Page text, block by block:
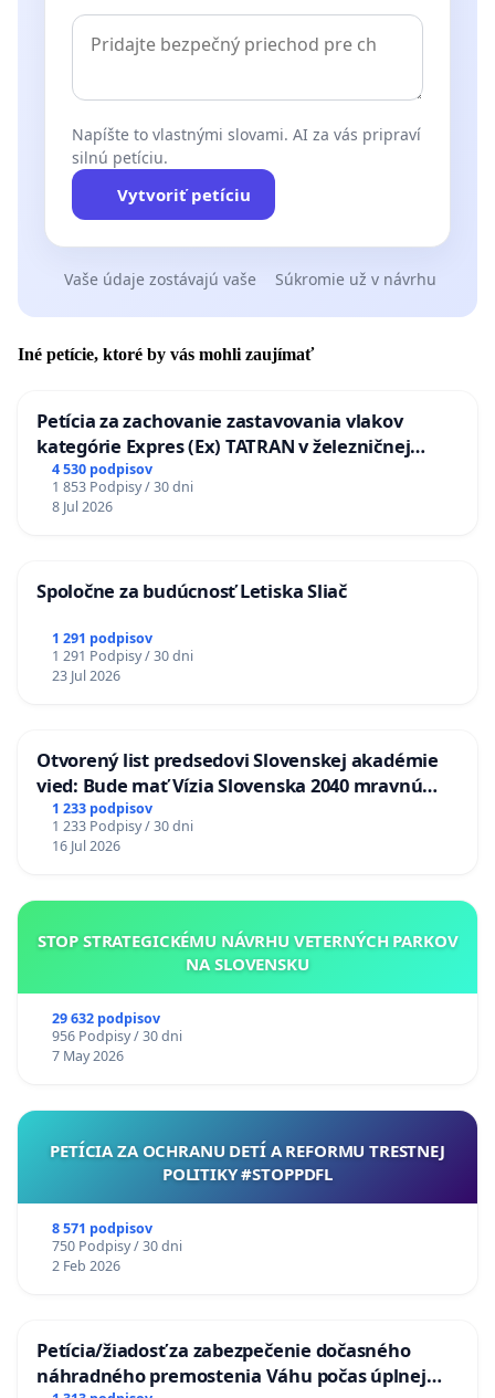
Napíšte to vlastnými slovami. AI za vás pripraví
silnú petíciu.
Vytvoriť petíciu
Vaše údaje zostávajú vaše Súkromie už v návrhu
Iné petície, ktoré by vás mohli zaujímať
Petícia za zachovanie zastavovania vlakov
kategórie Expres (Ex) TATRAN v železničnej
stanici Púchov
4 530 podpisov
1 853 Podpisy / 30 dni
8 Jul 2026
Spoločne za budúcnosť Letiska Sliač
1 291 podpisov
1 291 Podpisy / 30 dni
23 Jul 2026
Otvorený list predsedovi Slovenskej akadémie
vied: Bude mať Vízia Slovenska 2040 mravnú
chrbticu?
1 233 podpisov
1 233 Podpisy / 30 dni
16 Jul 2026
STOP STRATEGICKÉMU NÁVRHU VETERNÝCH PARKOV
NA SLOVENSKU
29 632 podpisov
956 Podpisy / 30 dni
7 May 2026
PETÍCIA ZA OCHRANU DETÍ A REFORMU TRESTNEJ
POLITIKY #STOPPDFL
8 571 podpisov
750 Podpisy / 30 dni
2 Feb 2026
Petícia/žiadosť za zabezpečenie dočasného
náhradného premostenia Váhu počas úplnej